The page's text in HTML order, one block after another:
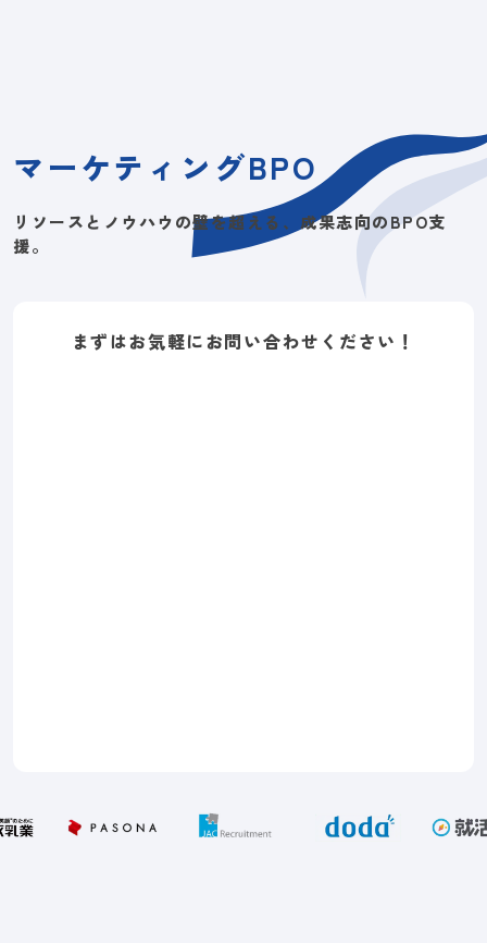
マーケティングBPO
リソースとノウハウの壁を超える、成果志向のBPO支
援。
まずはお気軽にお問い合わせください！